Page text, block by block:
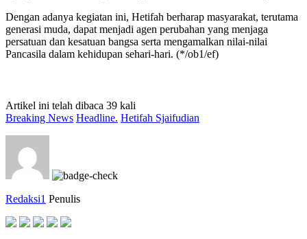
Dengan adanya kegiatan ini, Hetifah berharap masyarakat, terutama
generasi muda, dapat menjadi agen perubahan yang menjaga
persatuan dan kesatuan bangsa serta mengamalkan nilai-nilai
Pancasila dalam kehidupan sehari-hari. (*/ob1/ef)
Artikel ini telah dibaca 39 kali
Breaking News Headline. Hetifah Sjaifudian
Redaksi1 Penulis